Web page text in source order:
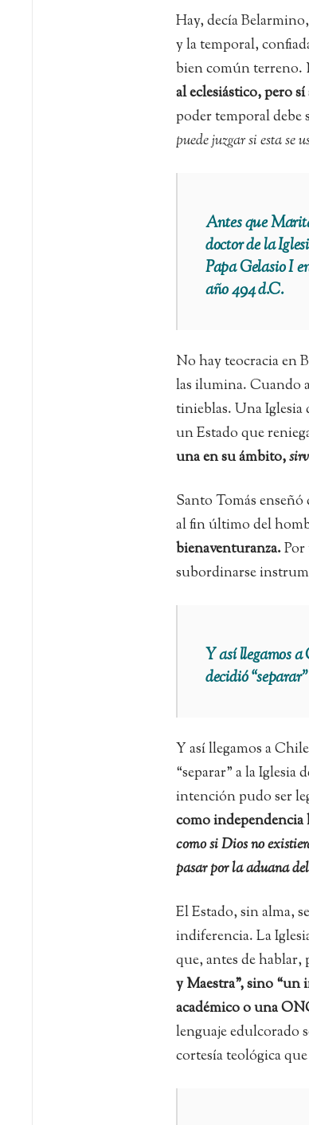
Hay, decía
y la temporal,
bien común terreno.
al eclesiástico, pero
poder temporal debe
puede juzgar si esta se
Antes que
doctor de la
Papa Gelasio I
año 494 d.C.
No hay teocracia en
las ilumina. Cuando
tinieblas. Una Iglesia
un Estado que
una en su ámbito,
Santo Tomás
al fin último del
bienaventuranza.
subordinarse
Y así llegamos a
decidió
Y así llegamos a
“separar” a la Iglesia
intención pudo ser
como
como si Dios no
pasar por la aduana
El Estado, sin alma,
indiferencia. La
que, antes de
y Maestra”, sino “un
académico o una
lenguaje edulcorado
cortesía teológica